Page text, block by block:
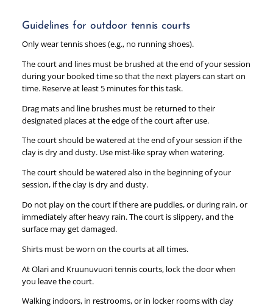
Guidelines for outdoor tennis courts
Only wear tennis shoes (e.g., no running shoes).
The court and lines must be brushed at the end of your session
during your booked time so that the next players can start on
time. Reserve at least 5 minutes for this task.
Drag mats and line brushes must be returned to their
designated places at the edge of the court after use.
The court should be watered at the end of your session if the
clay is dry and dusty. Use mist-like spray when watering.
The court should be watered also in the beginning of your
session, if the clay is dry and dusty.
Do not play on the court if there are puddles, or during rain, or
immediately after heavy rain. The court is slippery, and the
surface may get damaged.
Shirts must be worn on the courts at all times.
At Olari and Kruunuvuori tennis courts, lock the door when
you leave the court.
Walking indoors, in restrooms, or in locker rooms with clay